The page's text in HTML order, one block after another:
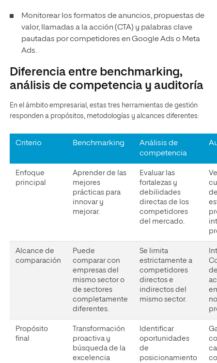
Monitorear los formatos de anuncios, propuestas de
valor, llamadas a la acción (CTA) y palabras clave
pautadas por competidores en Google Ads o Meta
Ads.
Diferencia entre benchmarking,
análisis de competencia y auditoría
En el ámbito empresarial, estas tres herramientas de gestión
responden a propósitos, metodologías y alcances diferentes:
Criterio Benchmarking
Análisis de
competencia
Enfoque
principal
Aprender de las
mejores
prácticas para
innovar y
mejorar.
Evaluar las
fortalezas y
debilidades
directas de los
competidores
del mercado.
Alcance de
comparación
Puede
comparar con
empresas del
mismo sector o
de sectores
completamente
diferentes.
Se limita
estrictamente a
competidores
directos e
indirectos del
mismo sector.
Propósito
final
Transformación
proactiva y
búsqueda de la
excelencia
Identificar
oportunidades
de
posicionamiento